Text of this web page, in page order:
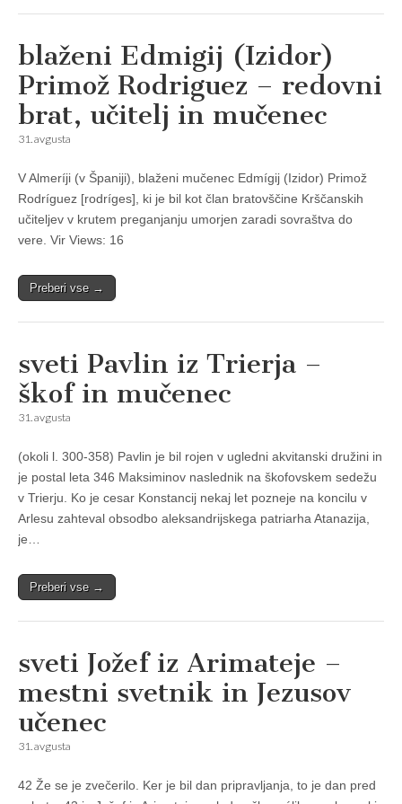
blaženi Edmigij (Izidor)
Primož Rodriguez – redovni
brat, učitelj in mučenec
31. avgusta
V Almeríji (v Španiji), blaženi mučenec Edmígij (Izidor) Primož
Rodríguez [rodríges], ki je bil kot član bratovščine Krščanskih
učiteljev v krutem preganjanju umorjen zaradi sovraštva do
vere. Vir Views: 16
Preberi vse →
sveti Pavlin iz Trierja –
škof in mučenec
31. avgusta
(okoli l. 300-358) Pavlin je bil rojen v ugledni akvitanski družini in
je postal leta 346 Maksiminov naslednik na škofovskem sedežu
v Trierju. Ko je cesar Konstancij nekaj let pozneje na koncilu v
Arlesu zahteval obsodbo aleksandrijskega patriarha Atanazija,
je…
Preberi vse →
sveti Jožef iz Arimateje –
mestni svetnik in Jezusov
učenec
31. avgusta
42 Že se je zvečerilo. Ker je bil dan pripravljanja, to je dan pred